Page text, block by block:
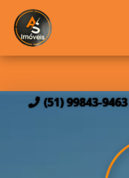
(51) 99843-9463